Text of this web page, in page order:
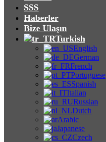
SSS
Haberler
Bize Ulaşın
Turkish
English
German
French
Portuguese
Spanish
Italian
Russian
Dutch
Arabic
Japanese
Czech